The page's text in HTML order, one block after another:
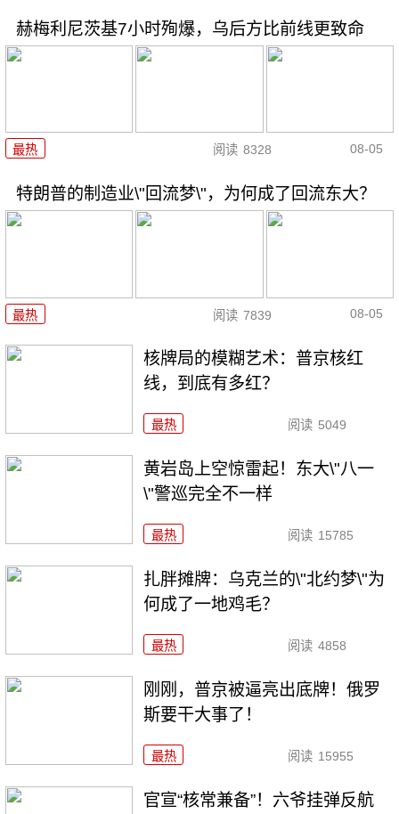
赫梅利尼茨基7小时殉爆，乌后方比前线更致命
最热 阅读 8328 08-05
特朗普的制造业\"回流梦\"，为何成了回流东大？
最热 阅读 7839 08-05
核牌局的模糊艺术：普京核红
线，到底有多红？
最热 阅读 5049
黄岩岛上空惊雷起！东大\"八一
\"警巡完全不一样
最热 阅读 15785
扎胖摊牌：乌克兰的\"北约梦\"为
何成了一地鸡毛？
最热 阅读 4858
刚刚，普京被逼亮出底牌！俄罗
斯要干大事了！
最热 阅读 15955
官宣“核常兼备”！六爷挂弹反航